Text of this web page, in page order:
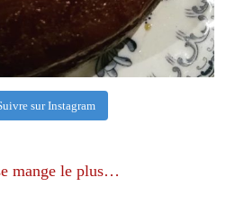
sur Instagram
mange le plus…